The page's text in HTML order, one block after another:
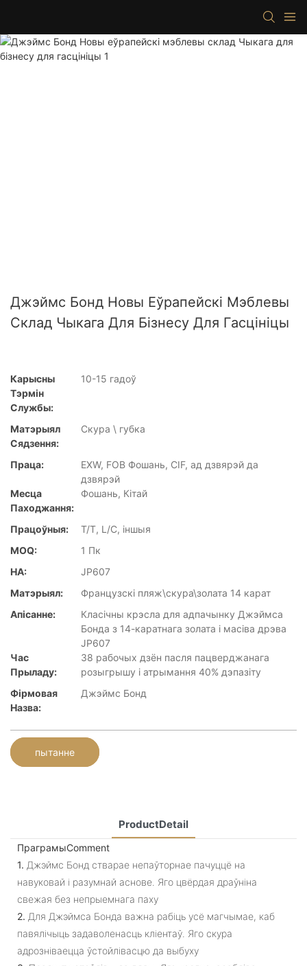
Джэймс Бонд Новы Еўрапейскі Мэблевы
Склад Чыкага Для Бізнесу Для Гасцініцы
Карысны
Тэрмін
Службы:
10-15 гадоў
Матэрыял
Сядзення:
Скура \ губка
Праца:
EXW, FOB Фошань, CIF, ад дзвярэй да
дзвярэй
Месца
Паходжання:
Фошань, Кітай
Працоўныя:
T/T, L/C, іншыя
MOQ:
1 Пк
НА:
JP607
Матэрыял:
Французскі пляж\скура\золата 14 карат
Апісанне:
Класічны крэсла для адпачынку Джэймса
Бонда з 14-каратнага золата і масіва дрэва
JP607
Час
Прыладу:
38 рабочых дзён пасля пацверджанага
розыгрышу і атрымання 40% дэпазіту
Фірмовая
Назва:
Джэймс Бонд
пытанне
ProductDetail
ПраграмыComment
1. Джэймс Бонд стварае непаўторнае пачуццё на
навуковай і разумнай аснове. Яго цвёрдая драўніна
свежая без непрыемнага паху
2. Для Джэймса Бонда важна рабіць усё магчымае, каб
павялічыць задаволенасць кліентаў. Яго скура
адрозніваецца ўстойлівасцю да выбуху